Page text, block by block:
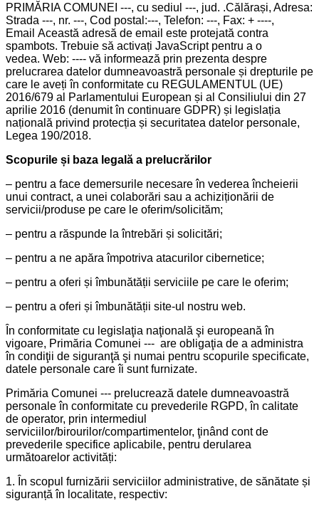
PRIMĂRIA COMUNEI ---, cu sediul ---, jud. .Călărași, Adresa:
Strada ---, nr. ---, Cod postal:---, Telefon: ---, Fax: + ----,
Email Această adresă de email este protejată contra
spambots. Trebuie să activați JavaScript pentru a o
vedea. Web: ---- vă informează prin prezenta despre
prelucrarea datelor dumneavoastră personale și drepturile pe
care le aveți în conformitate cu REGULAMENTUL (UE)
2016/679 al Parlamentului European și al Consiliului din 27
aprilie 2016 (denumit în continuare GDPR) și legislația
națională privind protecția și securitatea datelor personale,
Legea 190/2018.
Scopurile și baza legală a prelucrărilor
– pentru a face demersurile necesare în vederea încheierii
unui contract, a unei colaborări sau a achiziționării de
servicii/produse pe care le oferim/solicităm;
– pentru a răspunde la întrebări și solicitări;
– pentru a ne apăra împotriva atacurilor cibernetice;
– pentru a oferi și îmbunătății serviciile pe care le oferim;
– pentru a oferi și îmbunătății site-ul nostru web.
În conformitate cu legislaţia naţională şi europeană în
vigoare, Primăria Comunei --- are obligaţia de a administra
în condiţii de siguranţă şi numai pentru scopurile specificate,
datele personale care îi sunt furnizate.
Primăria Comunei --- prelucrează datele dumneavoastră
personale în conformitate cu prevederile RGPD, în calitate
de operator, prin intermediul
serviciilor/birourilor/compartimentelor, ţinând cont de
prevederile specifice aplicabile, pentru derularea
următoarelor activități:
1. În scopul furnizării serviciilor administrative, de sănătate și
siguranță în localitate, respectiv: